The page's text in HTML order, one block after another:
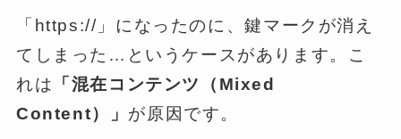
「https://」になったのに、鍵マークが消え
てしまった…というケースがあります。こ
れは
「混在コンテンツ（Mixed
Content）」 が原因です。